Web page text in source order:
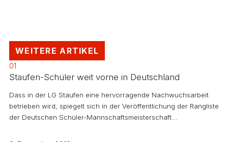
WEITERE ARTIKEL
01
Staufen-Schüler weit vorne in Deutschland
Dass in der LG Staufen eine hervorragende Nachwuchsarbeit
betrieben wird, spiegelt sich in der Veröffentlichung der Rangliste
der Deutschen Schüler-Mannschaftsmeisterschaft…